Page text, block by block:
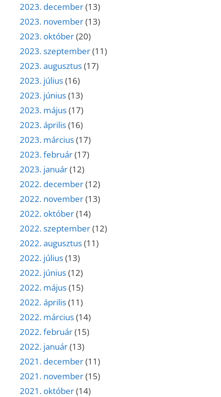
2023. december(13)
2023. november(13)
2023. október(20)
2023. szeptember(11)
2023. augusztus(17)
2023. július(16)
2023. június(13)
2023. május(17)
2023. április(16)
2023. március(17)
2023. február(17)
2023. január(12)
2022. december(12)
2022. november(13)
2022. október(14)
2022. szeptember(12)
2022. augusztus(11)
2022. július(13)
2022. június(12)
2022. május(15)
2022. április(11)
2022. március(14)
2022. február(15)
2022. január(13)
2021. december(11)
2021. november(15)
2021. október(14)